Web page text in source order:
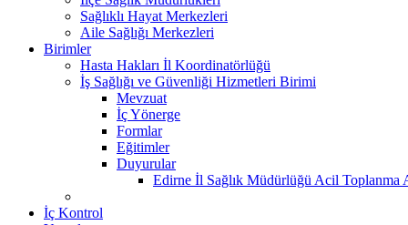
Sağlıklı Hayat Merkezleri
Aile Sağlığı Merkezleri
Birimler
Hasta Hakları İl Koordinatörlüğü
İş Sağlığı ve Güvenliği Hizmetleri Birimi
Mevzuat
İç Yönerge
Formlar
Eğitimler
Duyurular
Edirne İl Sağlık Müdürlüğü Acil Toplanma
İç Kontrol